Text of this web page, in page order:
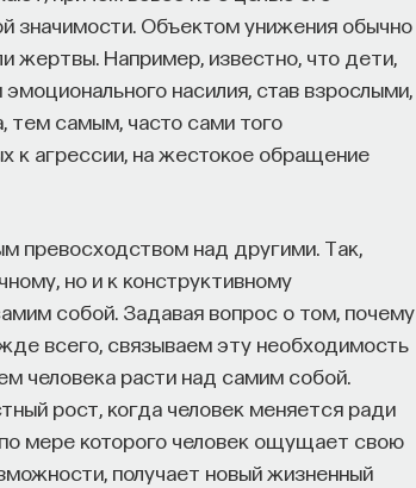
значимости. Объектом унижения обычно
жертвы. Например, известно, что дети,
насилия, став взрослыми,
тем самым, часто сами того
к агрессии, на жестокое обращение
превосходством над другими. Так,
но и к конструктивному
собой. Задавая вопрос о том, почему
всего, связываем эту необходимость
человека расти над самим собой.
рост, когда человек меняется ради
мере которого человек ощущает свою
получает новый жизненный
и карьерных возможностях
усложняют процесс
на международном рынке​.
инновационных индустриях. Сервис
высококвалифицированныхкадрах.​